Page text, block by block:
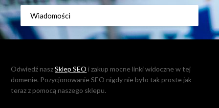
Wiadomości
Odwiedź naszSklep SEO i zakup mocne linki widoczne w tej
domenie. Pozycjonowanie SEO nigdy nie było tak proste jak
teraz z pomocą naszego sklepu.